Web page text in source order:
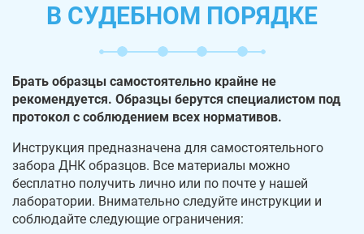
В СУДЕБНОМ ПОРЯДКЕ
Брать образцы самостоятельно крайне не
рекомендуется. Образцы берутся специалистом под
протокол с соблюдением всех нормативов.
Инструкция предназначена для самостоятельного
забора ДНК образцов. Все материалы можно
бесплатно получить лично или по почте у нашей
лаборатории. Внимательно следуйте инструкции и
соблюдайте следующие ограничения: